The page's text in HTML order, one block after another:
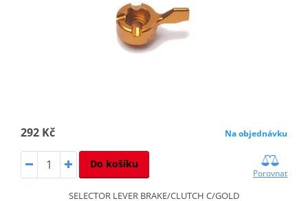
292 Kč Na objednávku
Do košíku
Porovnat
SELECTOR LEVER BRAKE/CLUTCH C/GOLD